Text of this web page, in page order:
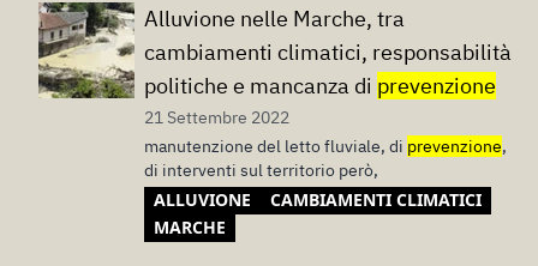
Alluvione nelle Marche, tra
cambiamenti climatici, responsabilità
politiche e mancanza di prevenzione
21 Settembre 2022
manutenzione del letto fluviale, di prevenzione,
di interventi sul territorio però,
ALLUVIONE
CAMBIAMENTI CLIMATICI
MARCHE